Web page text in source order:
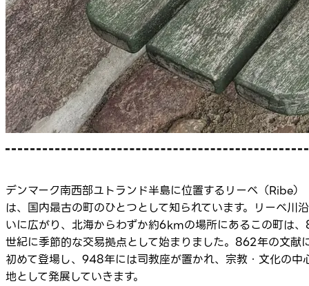
デンマーク南西部ユトランド半島に位置するリーベ（Ribe）
は、国内最古の町のひとつとして知られています。リーベ川沿
いに広がり、北海からわずか約6kmの場所にあるこの町は
世紀に季節的な交易拠点として始まりました。862年の文献
初めて登場し、948年には司教座が置かれ、宗教・文化の中
地として発展していきます。